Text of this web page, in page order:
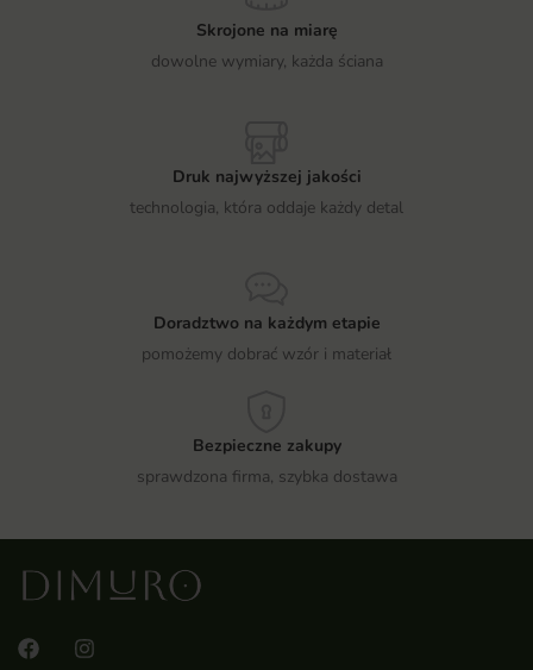
Skrojone na miarę
dowolne wymiary, każda ściana
Druk najwyższej jakości
technologia, która oddaje każdy detal
Doradztwo na każdym etapie
pomożemy dobrać wzór i materiał
Bezpieczne zakupy
sprawdzona firma, szybka dostawa